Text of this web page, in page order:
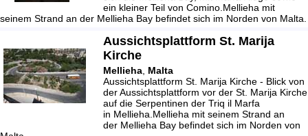
ein kleiner Teil von Comino.Mellieha mit
seinem Strand an der Mellieha Bay befindet sich im Norden von Malta.
Aussichtsplattform St. Marija
Kirche
Mellieha Malta
Aussichtsplattform St. Marija Kirche - Blick von
der Aussichtsplattform vor der St. Marija Kirche
auf die Serpentinen der Triq il Marfa
in Mellieha.Mellieha mit seinem Strand an
der Mellieha Bay befindet sich im Norden von